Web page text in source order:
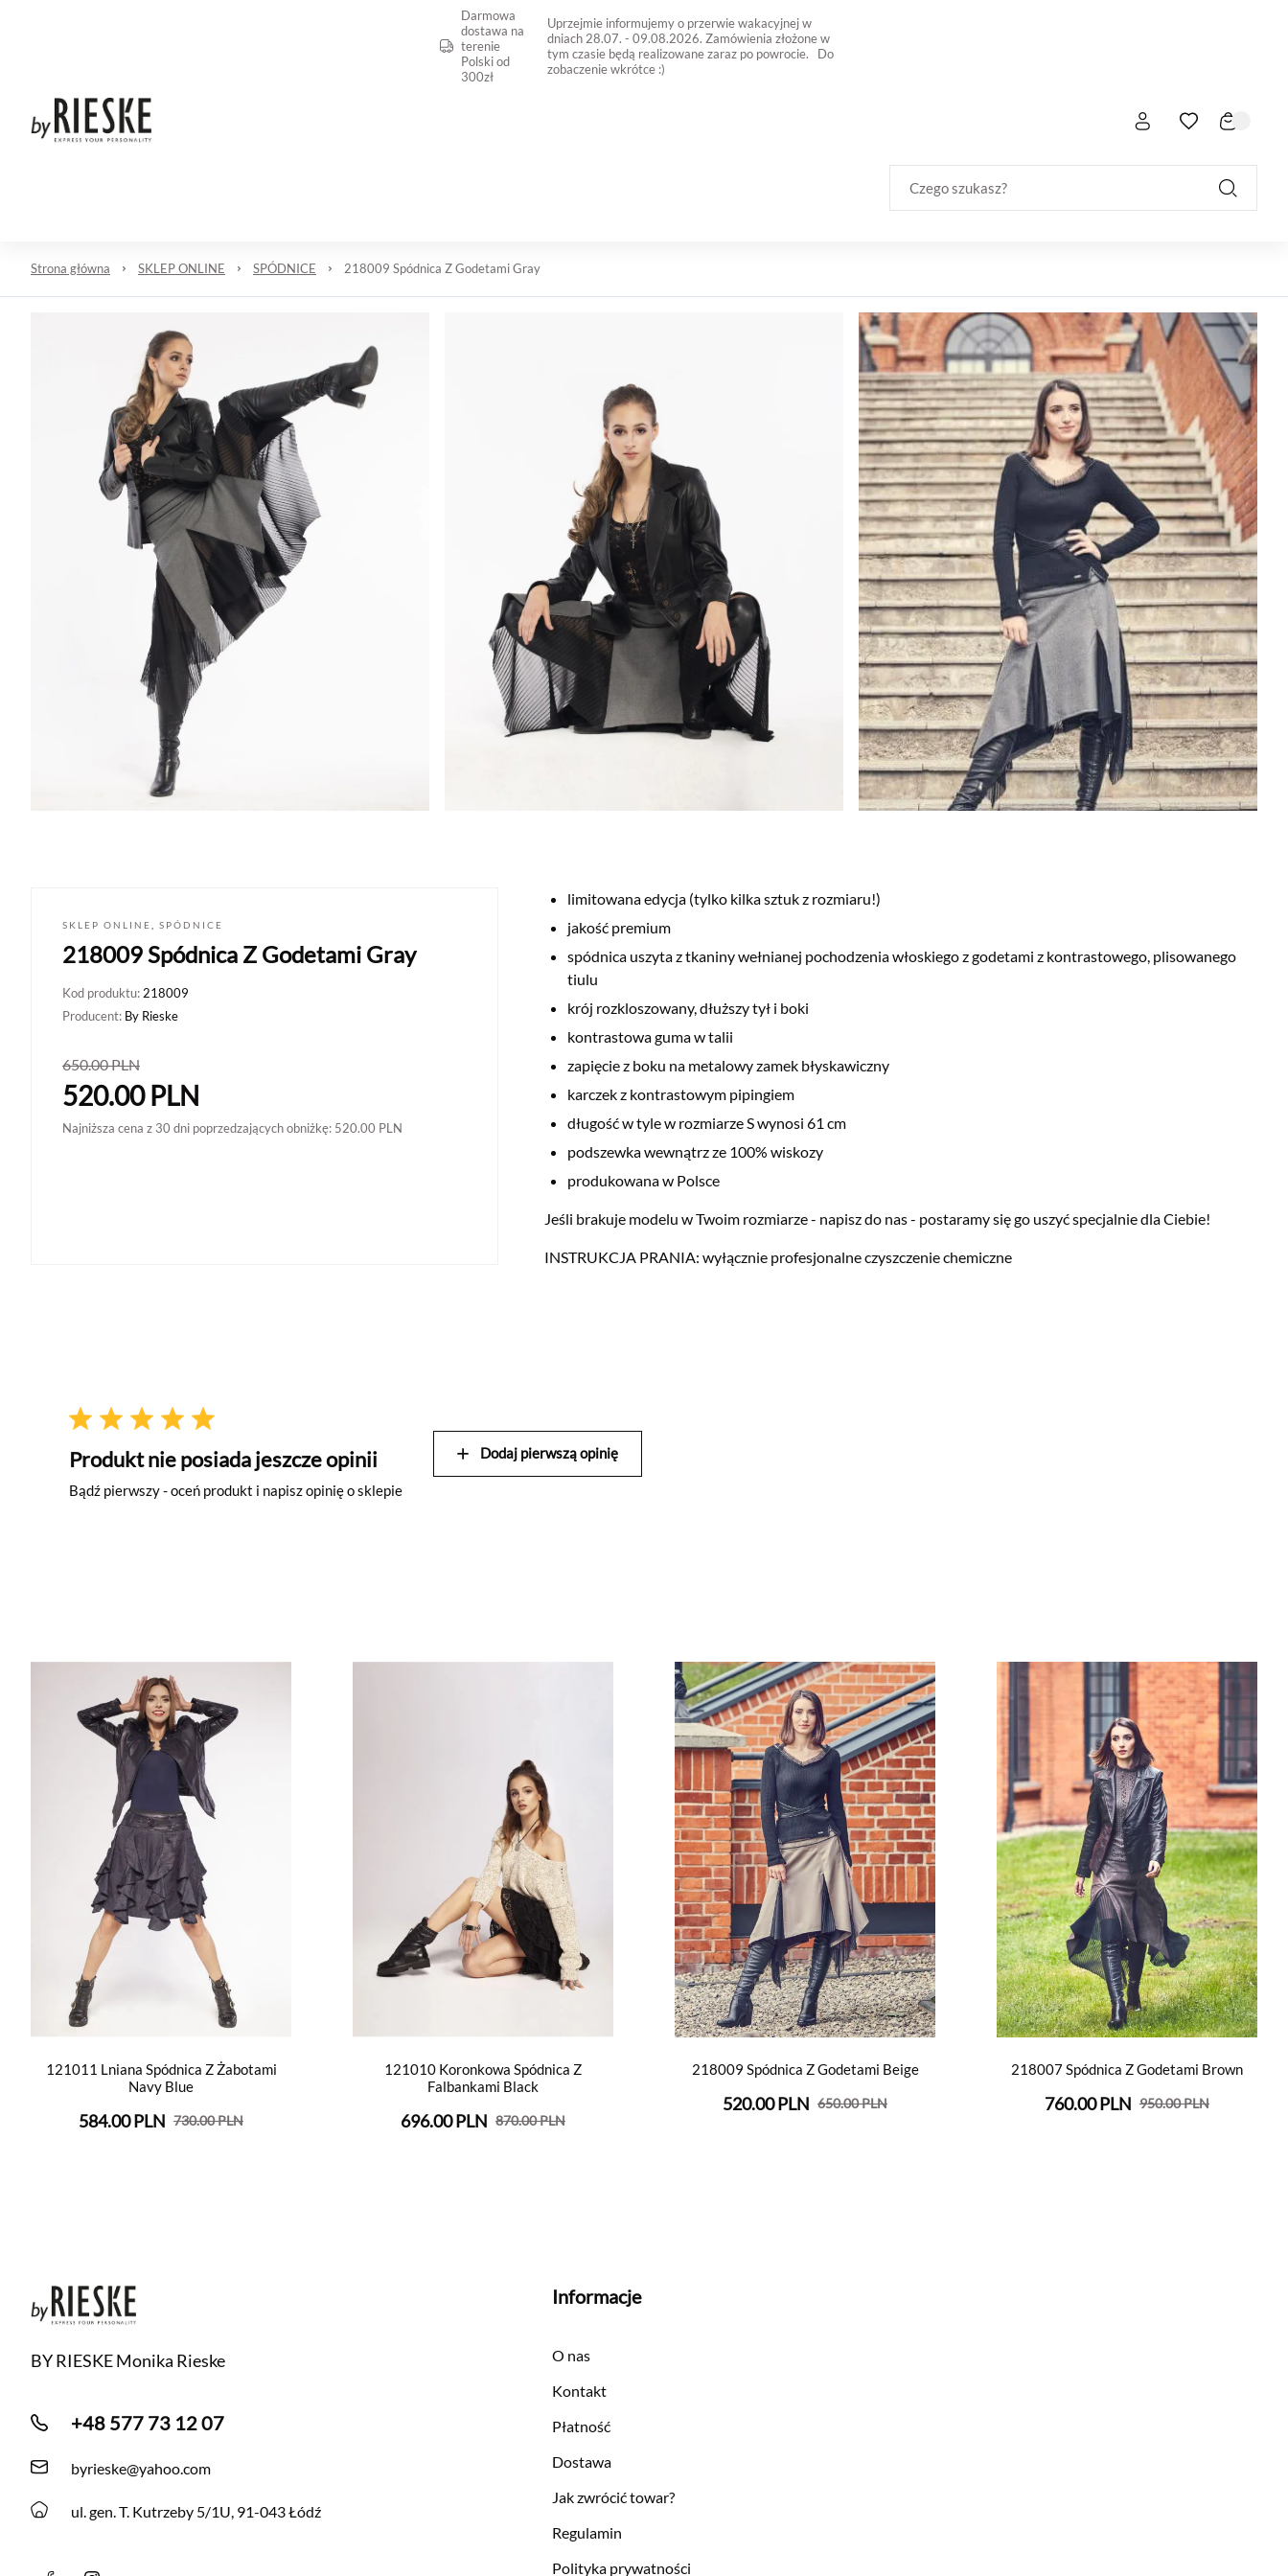
Darmowa
dostawa na
terenie
Polski od
300zł
Uprzejmie informujemy o przerwie wakacyjnej w
dniach 28.07. - 09.08.2026. Zamówienia złożone w
tym czasie będą realizowane zaraz po powrocie. Do
zobaczenie wkrótce :)
Czego szukasz?
Strona główna SKLEP ONLINE SPÓDNICE 218009 Spódnica Z Godetami Gray
SKLEP ONLINE SPÓDNICE
218009 Spódnica Z Godetami Gray
Kod produktu: 218009
Producent: By Rieske
650.00PLN
520.00PLN
Najniższa cena z 30 dni poprzedzających obniżkę: 520.00 PLN
limitowana edycja (tylko kilka sztuk z rozmiaru!)
jakość premium
spódnica uszyta z tkaniny wełnianej pochodzenia włoskiego z godetami z kontrastowego, plisowanego
tiulu
krój rozkloszowany, dłuższy tył i boki
kontrastowa guma w talii
zapięcie z boku na metalowy zamek błyskawiczny
karczek z kontrastowym pipingiem
długość w tyle w rozmiarze S wynosi 61 cm
podszewka wewnątrz ze 100% wiskozy
produkowana w Polsce
Jeśli brakuje modelu w Twoim rozmiarze - napisz do nas - postaramy się go uszyć specjalnie dla Ciebie!
INSTRUKCJA PRANIA: wyłącznie profesjonalne czyszczenie chemiczne
Produkt nie posiada jeszcze opinii
Bądź pierwszy - oceń produkt i napisz opinię o sklepie
Dodaj pierwszą opinię
121011 Lniana Spódnica Z Żabotami
Navy Blue
584.00 PLN 730.00 PLN
121010 Koronkowa Spódnica Z
Falbankami Black
696.00 PLN 870.00 PLN
218009 Spódnica Z Godetami Beige
520.00 PLN 650.00 PLN
218007 Spódnica Z Godetami Brown
760.00 PLN 950.00 PLN
BY RIESKE Monika Rieske
+48 577 73 12 07
byrieske@yahoo.com
ul. gen. T. Kutrzeby 5/1U, 91-043 Łódź
Informacje
O nas
Kontakt
Płatność
Dostawa
Jak zwrócić towar?
Regulamin
Polityka prywatności